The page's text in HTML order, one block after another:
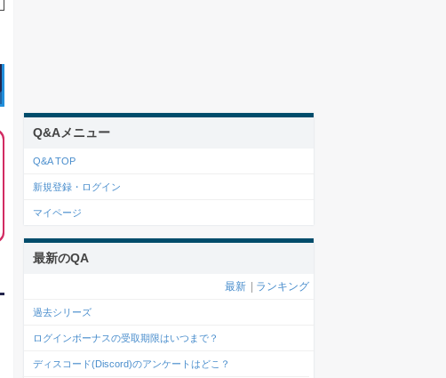
Q&Aメニュー
Q&A TOP
新規登録・ログイン
マイページ
最新のQA
最新 ランキング
過去シリーズ
ログインボーナスの受取期限はいつまで？
ディスコード(Discord)のアンケートはどこ？